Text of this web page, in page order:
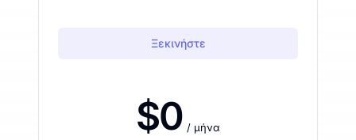
Ξεκινήστε
$0 / μήνα